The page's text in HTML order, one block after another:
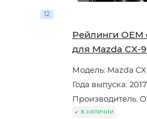
12
Рейлинги OEM
для Mazda CX-
Модель: Mazda
Года выпуска:
Производитель:
в наличии